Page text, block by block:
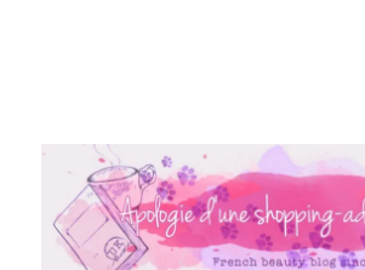
Apologie d'une